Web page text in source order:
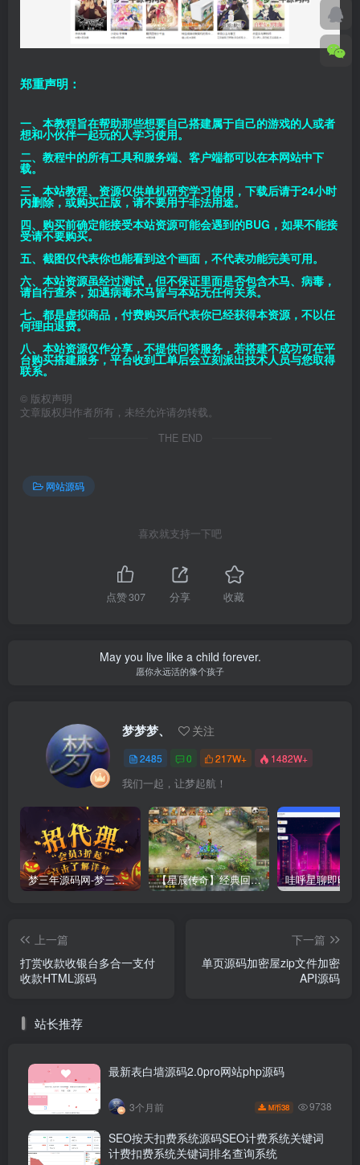
郑重声明：
一、本教程旨在帮助那些想要自己搭建属于自己的游戏的人或者
想和小伙伴一起玩的人学习使用。
二、教程中的所有工具和服务端、客户端都可以在本网站中下
载。
三、本站教程、资源仅供单机研究学习使用，下载后请于24小时
内删除，或购买正版，请不要用于非法用途。
四、购买前确定能接受本站资源可能会遇到的BUG，如果不能接
受请不要购买。
五、截图仅代表你也能看到这个画面，不代表功能完美可用。
六、本站资源虽经过测试，但不保证里面是否包含木马、病毒，
请自行查杀，如遇病毒木马皆与本站无任何关系。
七、都是虚拟商品，付费购买后代表你已经获得本资源，不以任
何理由退费。
八、本站资源仅作分享，不提供问答服务，若搭建不成功可在平
台购买搭建服务，平台收到工单后会立刻派出技术人员与您取得
联系。
© 版权声明
文章版权归作者所有，未经允许请勿转载。
THE END
网站源码
喜欢就支持一下吧
点赞307 分享 收藏
May you live like a child forever.
愿你永远活的像个孩子
梦梦梦、 关注
2485 0 217W+ 1482W+
我们一起，让梦起航！
梦三年源码网-梦三年ym会员代理详情 【星辰传奇】经典回合制手游+安卓端+GM工具+详细搭建教程
上一篇
打赏收款收银台多合一支付
收款HTML源码
下一篇
单页源码加密屋zip文件加密
API源码
站长推荐
最新表白墙源码2.0pro网站php源码
3个月前 M币38 9738
SEO按天扣费系统源码SEO计费系统关键词
计费扣费系统关键词排名查询系统